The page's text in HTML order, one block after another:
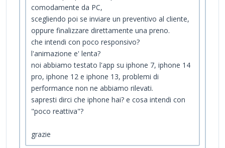
comodamente da PC,
scegliendo poi se inviare un preventivo al cliente,
oppure finalizzare direttamente una preno.
che intendi con poco responsivo?
l'animazione e' lenta?
noi abbiamo testato l'app su iphone 7, iphone 14
pro, iphone 12 e iphone 13, problemi di
performance non ne abbiamo rilevati.
sapresti dirci che iphone hai? e cosa intendi con
"poco reattiva"?
grazie